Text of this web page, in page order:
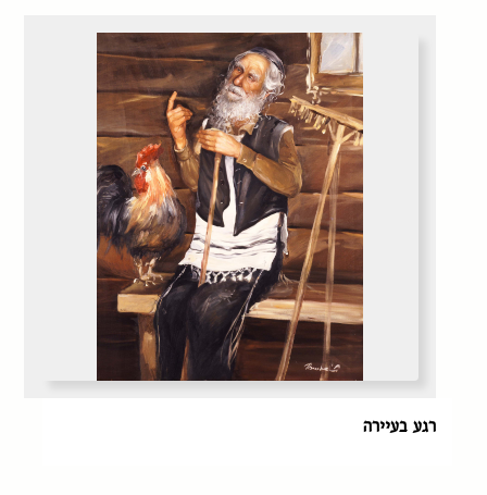
רגע בעיירה